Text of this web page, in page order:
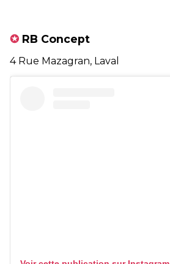
✪ RB Concept
4 Rue Mazagran, Laval